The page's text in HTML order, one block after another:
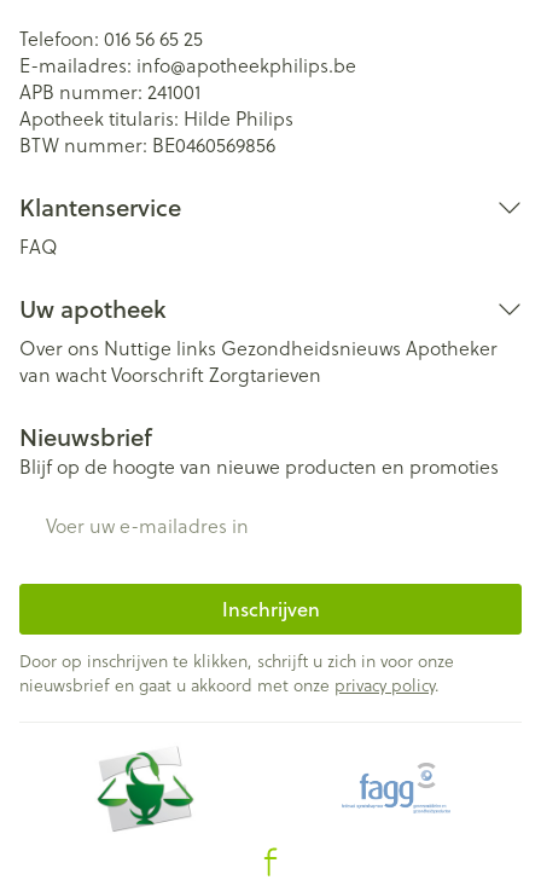
Telefoon: 016 56 65 25
E-mailadres: info@apotheekphilips.be
APB nummer: 241001
Apotheek titularis: Hilde Philips
BTW nummer: BE0460569856
Klantenservice
FAQ
Uw apotheek
Over ons Nuttige links Gezondheidsnieuws Apotheker
van wachtVoorschriftZorgtarieven
Nieuwsbrief
Blijf op de hoogte van nieuwe producten en promoties
Inschrijven
Door op inschrijven te klikken, schrijft u zich in voor onze
nieuwsbrief en gaat u akkoord met onze privacy policy.